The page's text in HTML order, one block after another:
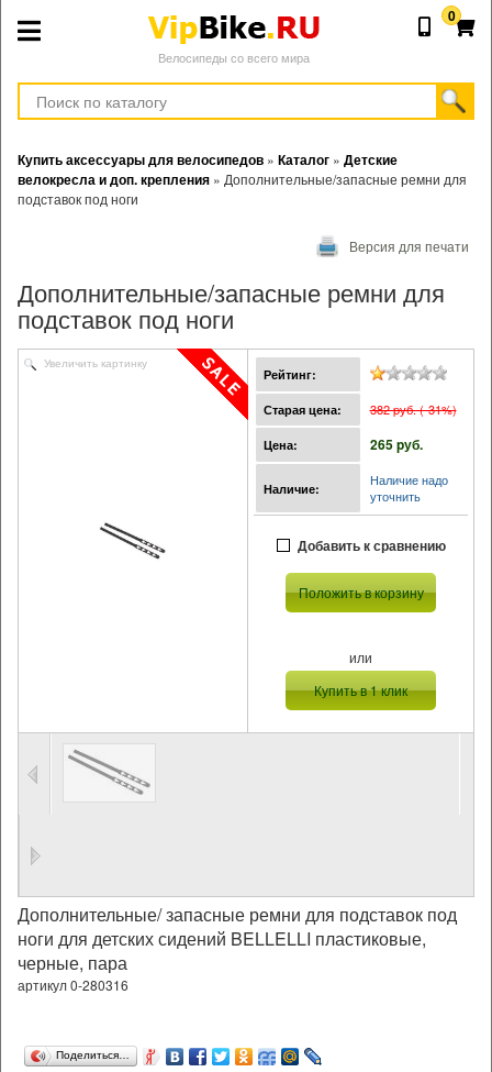
Велосипеды со всего мира
0
Купить аксессуары для велосипедов » Каталог » Детские
велокресла и доп. крепления » Дополнительные/запасные ремни для
подставок под ноги
Версия для печати
Дополнительные/запасные ремни для
подставок под ноги
Увеличить картинку
Рейтинг:
Старая цена: 382 pуб. (-31%)
Цена: 265 pуб.
Наличие:
Наличие надо
уточнить
Добавить к сравнению
Положить в корзину
или
Купить в 1 клик
Дополнительные/ запасные ремни для подставок под
ноги для детских сидений BELLELLI пластиковые,
черные, пара
артикул 0-280316
Поделиться…